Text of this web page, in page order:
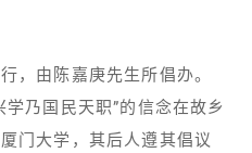
，由陈嘉庚先生所倡办。
乃国民天职”的信念在故乡
门大学，其后人遵其倡议